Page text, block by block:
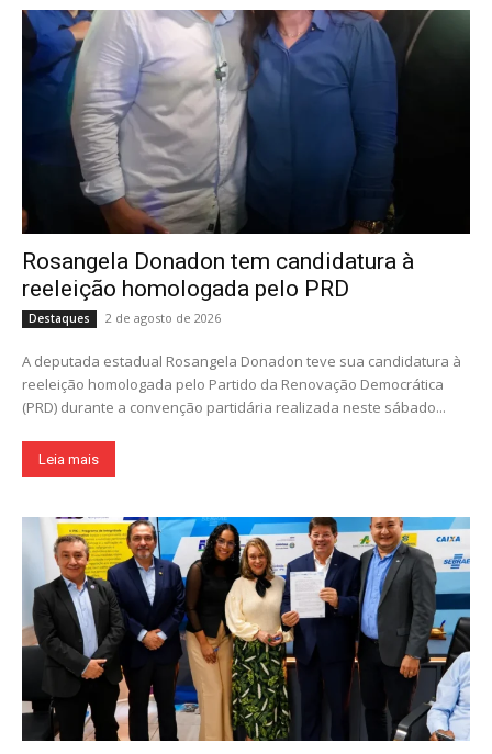
Rosangela Donadon tem candidatura à
reeleição homologada pelo PRD
Destaques 2 de agosto de 2026
A deputada estadual Rosangela Donadon teve sua candidatura à
reeleição homologada pelo Partido da Renovação Democrática
(PRD) durante a convenção partidária realizada neste sábado...
Leia mais